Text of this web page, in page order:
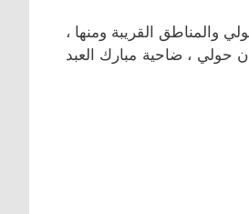
توصيلة تاكسي مشوار يعمل في منطقة الشعب البحري / بجوار صيدلية الحافظ بمحافظة حولي والمناطق القريبة ‎ومنها ،
حولي ، ضاحية مبارك العبد